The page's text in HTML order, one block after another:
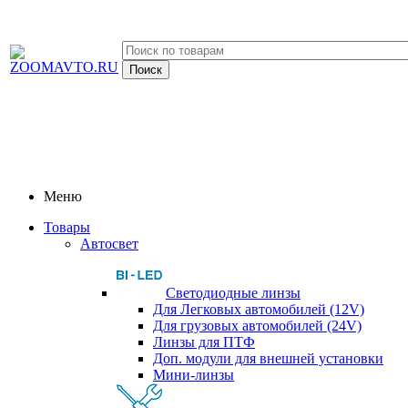
Меню
Товары
Автосвет
Светодиодные линзы
Для Легковых автомобилей (12V)
Для грузовых автомобилей (24V)
Линзы для ПТФ
Доп. модули для внешней установки
Мини-линзы